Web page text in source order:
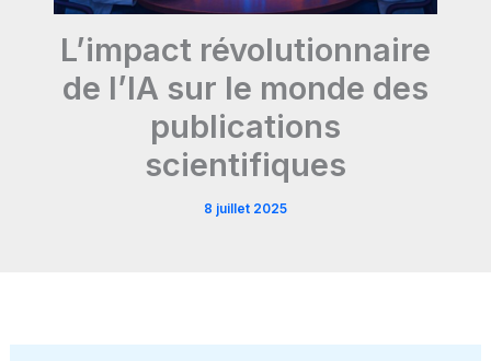
L’impact révolutionnaire
de l’IA sur le monde des
publications
scientifiques
8 juillet 2025